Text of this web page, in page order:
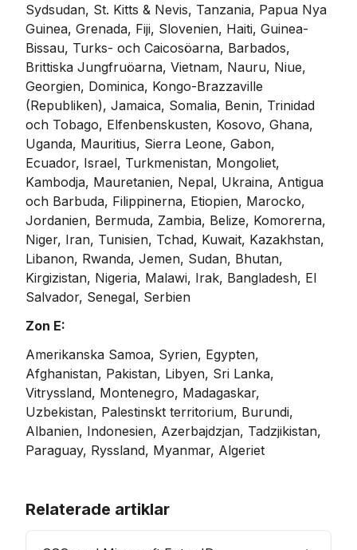
Sydsudan, St. Kitts & Nevis, Tanzania, Papua Nya
Guinea, Grenada, Fiji, Slovenien, Haiti, Guinea-
Bissau, Turks- och Caicosöarna, Barbados,
Brittiska Jungfruöarna, Vietnam, Nauru, Niue,
Georgien, Dominica, Kongo-Brazzaville
(Republiken), Jamaica, Somalia, Benin, Trinidad
och Tobago, Elfenbenskusten, Kosovo, Ghana,
Uganda, Mauritius, Sierra Leone, Gabon,
Ecuador, Israel, Turkmenistan, Mongoliet,
Kambodja, Mauretanien, Nepal, Ukraina, Antigua
och Barbuda, Filippinerna, Etiopien, Marocko,
Jordanien, Bermuda, Zambia, Belize, Komorerna,
Niger, Iran, Tunisien, Tchad, Kuwait, Kazakhstan,
Libanon, Rwanda, Jemen, Sudan, Bhutan,
Kirgizistan, Nigeria, Malawi, Irak, Bangladesh, El
Salvador, Senegal, Serbien
Zon E:
Amerikanska Samoa, Syrien, Egypten,
Afghanistan, Pakistan, Libyen, Sri Lanka,
Vitryssland, Montenegro, Madagaskar,
Uzbekistan, Palestinskt territorium, Burundi,
Albanien, Indonesien, Azerbajdzjan, Tadzjikistan,
Paraguay, Ryssland, Myanmar, Algeriet
Relaterade artiklar